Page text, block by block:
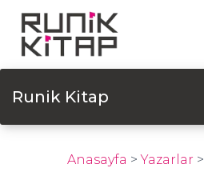
Runik Kitap
Anasayfa >Yazarlar >